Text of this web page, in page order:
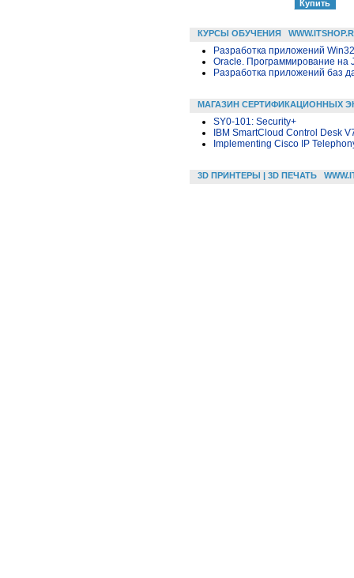
КУРСЫ ОБУЧЕНИЯ
Разработка приложений
Oracle. Программирование на
Разработка приложений баз
МАГАЗИН СЕРТИФИКАЦИОННЫХ
SY0-101: Security+
IBM SmartCloud Control Desk
Implementing Cisco IP
3D ПРИНТЕРЫ | 3D ПЕЧАТЬ